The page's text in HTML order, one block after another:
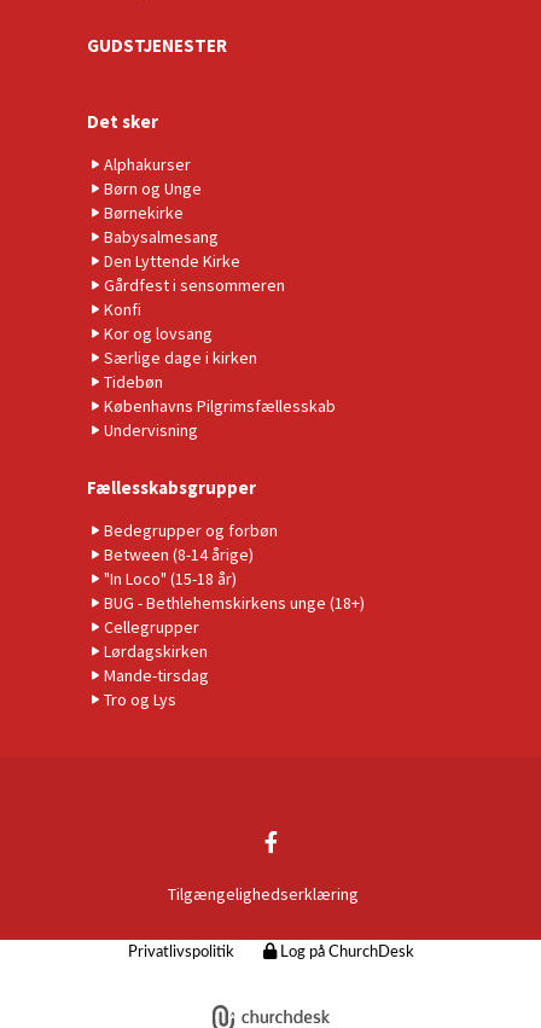
GUDSTJENESTER
Det sker
Alphakurser
Børn og Unge
Børnekirke
Babysalmesang
Den Lyttende Kirke
Gårdfest i sensommeren
Konfi
Kor og lovsang
Særlige dage i kirken
Tidebøn
Københavns Pilgrimsfællesskab
Undervisning
Fællesskabsgrupper
Bedegrupper og forbøn
Between (8-14 årige)
"In Loco" (15-18 år)
BUG - Bethlehemskirkens unge (18+)
Cellegrupper
Lørdagskirken
Mande-tirsdag
Tro og Lys
Tilgængelighedserklæring
Privatlivspolitik Log på ChurchDesk